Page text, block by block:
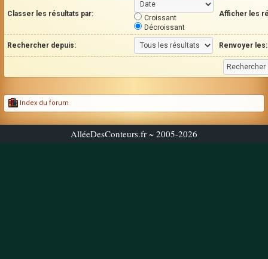
Classer les résultats par:
Croissant
Décroissant
Afficher les
Rechercher depuis: Renvoyer les:
Index du forum
AlléeDesConteurs.fr ~ 2005-2026